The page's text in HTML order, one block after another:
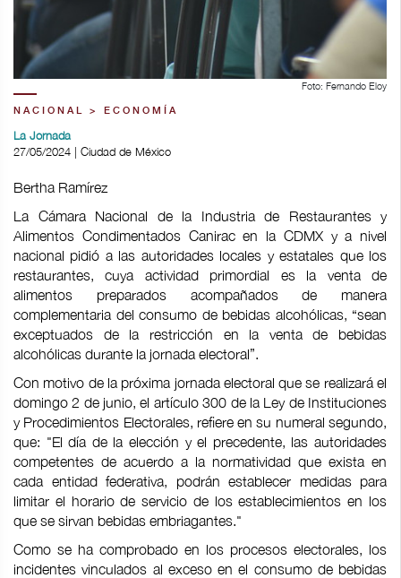
Foto: Fernando Eloy
NACIONAL > ECONOMÍA
La Jornada
27/05/2024 | Ciudad de México
Bertha Ramírez
La Cámara Nacional de la Industria de Restaurantes y
Alimentos Condimentados Canirac en la CDMX y a nivel
nacional pidió a las autoridades locales y estatales que los
restaurantes, cuya actividad primordial es la venta de
alimentos preparados acompañados de manera
complementaria del consumo de bebidas alcohólicas, “sean
exceptuados de la restricción en la venta de bebidas
alcohólicas durante la jornada electoral”.
Con motivo de la próxima jornada electoral que se realizará el
domingo 2 de junio, el artículo 300 de la Ley de Instituciones
y Procedimientos Electorales, refiere en su numeral segundo,
que: "El día de la elección y el precedente, las autoridades
competentes de acuerdo a la normatividad que exista en
cada entidad federativa, podrán establecer medidas para
limitar el horario de servicio de los establecimientos en los
que se sirvan bebidas embriagantes."
Como se ha comprobado en los procesos electorales, los
incidentes vinculados al exceso en el consumo de bebidas